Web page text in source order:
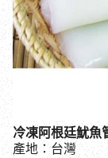
冷凍阿根廷魷魚
產地：台灣